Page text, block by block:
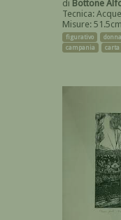
di Bottone
Tecnica:
Misure:
figurativo donna
campania
carta